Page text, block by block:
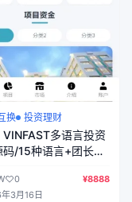
换 投资理财
VINFAST多语言投资
码/15种语言+团长代
源码+后端PHP
0
¥8888
3月16日